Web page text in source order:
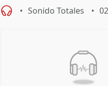
Sonido Totales